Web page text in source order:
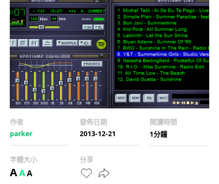
作者
parker
發佈日期
2013-12-21
閱讀時間
1分鐘
字體大小
AAA
分享